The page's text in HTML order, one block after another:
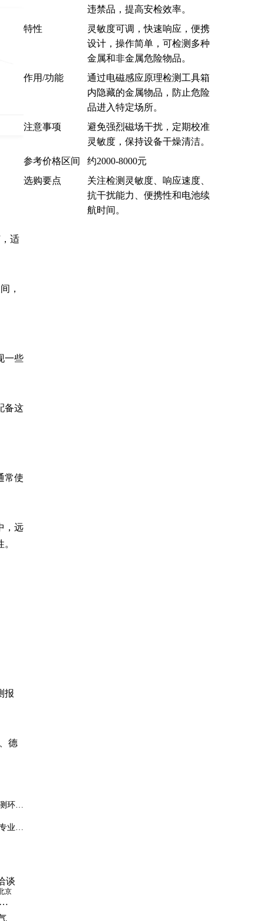
适
，
一些
备这
常使
，远
报
德
环境
业场
谈
京
违禁品，提高安检效率。
特性
灵敏度可调，快速响应，便携
设计，操作简单，可检测多种
金属和非金属危险物品。
作用/功能
通过电磁感应原理检测工具箱
内隐藏的金属物品，防止危险
品进入特定场所。
注意事项
避免强烈磁场干扰，定期校准
灵敏度，保持设备干燥清洁。
参考价格区间
约2000-8000元
选购要点
关注检测灵敏度、响应速度、
抗干扰能力、便携性和电池续
航时间。